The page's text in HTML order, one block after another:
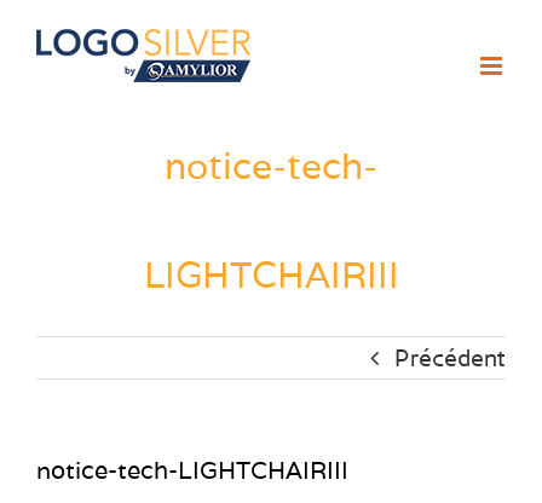
Passer
notice-tech-
LIGHTCHAIRIII
Précédent
notice-tech-LIGHTCHAIRIII